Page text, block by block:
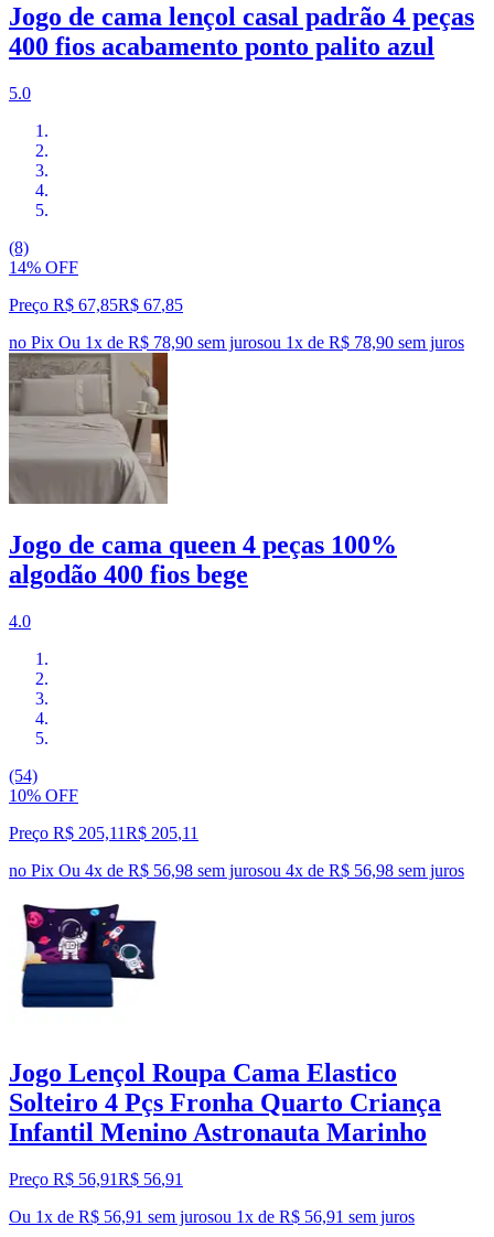
Jogo de cama lençol casal padrão 4 peças
400 fios acabamento ponto palito azul
5.0
(8)
14% OFF
Preço R$ 67,85R$ 67,85
no Pix Ou 1x de R$ 78,90 sem jurosou 1x de R$ 78,90 sem juros
Jogo de cama queen 4 peças 100%
algodão 400 fios bege
4.0
(54)
10% OFF
Preço R$ 205,11R$ 205,11
no Pix Ou 4x de R$ 56,98 sem jurosou 4x de R$ 56,98 sem juros
Jogo Lençol Roupa Cama Elastico
Solteiro 4 Pçs Fronha Quarto Criança
Infantil Menino Astronauta Marinho
Preço R$ 56,91R$ 56,91
Ou 1x de R$ 56,91 sem jurosou 1x de R$ 56,91 sem juros